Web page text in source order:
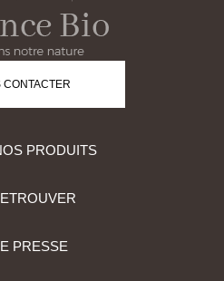
CONTACTER
PRODUITS
PRESSE